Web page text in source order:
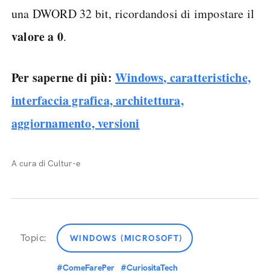
una DWORD 32 bit, ricordandosi di impostare il
valore a 0.
Per saperne di più: Windows, caratteristiche,
interfaccia grafica, architettura,
aggiornamento, versioni
A cura di Cultur-e
Topic: WINDOWS (MICROSOFT)
#ComeFarePer #CuriositaTech